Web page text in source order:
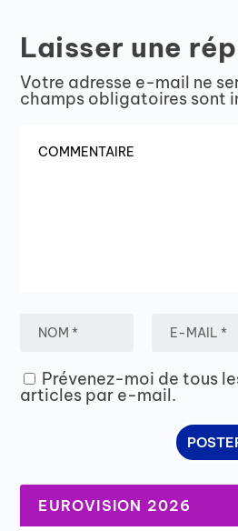
Laisser une
Votre adresse e-mail ne
champs obligatoires sont
Prévenez-moi de tous
articles par e-mail.
EUROVISION 2026